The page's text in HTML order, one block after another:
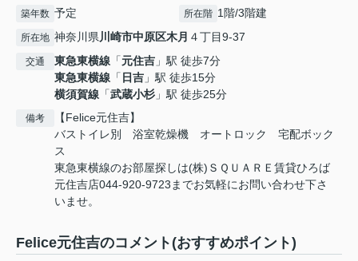
築年数 予定 所在階 1階/3階建
所在地 神奈川県川崎市中原区木月 ４丁目9-37
交通 東急東横線 「元住吉 」駅 徒歩7分
東急東横線 「 日吉 」駅 徒歩15分
横須賀線 「武蔵小杉 」駅 徒歩25分
備考
【Felice元住吉】
バストイレ別 浴室乾燥機 オートロック 宅配ボック
ス
東急東横線のお部屋探しは(株)ＳＱＵＡＲＥ賃貸ひろば
元住吉店044-920-9723までお気軽にお問い合わせ下さ
いませ。
Felice元住吉のコメント(おすすめポイント)